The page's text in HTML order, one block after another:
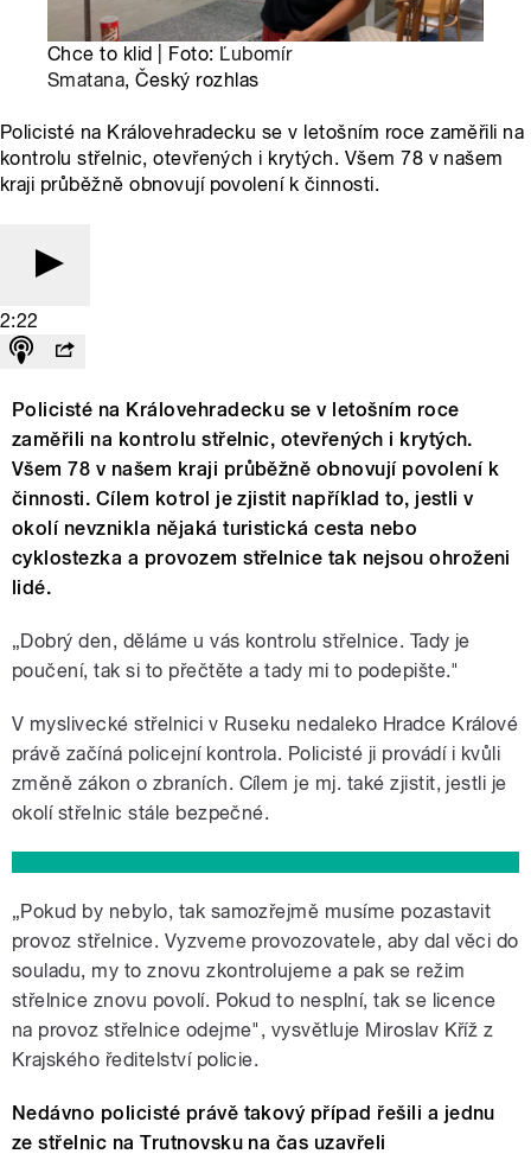
Chce to klid | Foto: Ľubomír
Smatana, Český rozhlas
Policisté na Královehradecku se v letošním roce zaměřili na
kontrolu střelnic, otevřených i krytých. Všem 78 v našem
kraji průběžně obnovují povolení k činnosti.
2:22
Policisté na Královehradecku se v letošním roce
zaměřili na kontrolu střelnic, otevřených i krytých.
Všem 78 v našem kraji průběžně obnovují povolení k
činnosti. Cílem kotrol je zjistit například to, jestli v
okolí nevznikla nějaká turistická cesta nebo
cyklostezka a provozem střelnice tak nejsou ohroženi
lidé.
„Dobrý den, děláme u vás kontrolu střelnice. Tady je
poučení, tak si to přečtěte a tady mi to podepište."
V myslivecké střelnici v Ruseku nedaleko Hradce Králové
právě začíná policejní kontrola. Policisté ji provádí i kvůli
změně zákon o zbraních. Cílem je mj. také zjistit, jestli je
okolí střelnic stále bezpečné.
„Pokud by nebylo, tak samozřejmě musíme pozastavit
provoz střelnice. Vyzveme provozovatele, aby dal věci do
souladu, my to znovu zkontrolujeme a pak se režim
střelnice znovu povolí. Pokud to nesplní, tak se licence
na provoz střelnice odejme", vysvětluje Miroslav Kříž z
Krajského ředitelství policie.
Nedávno policisté právě takový případ řešili a jednu
ze střelnic na Trutnovsku na čas uzavřeli